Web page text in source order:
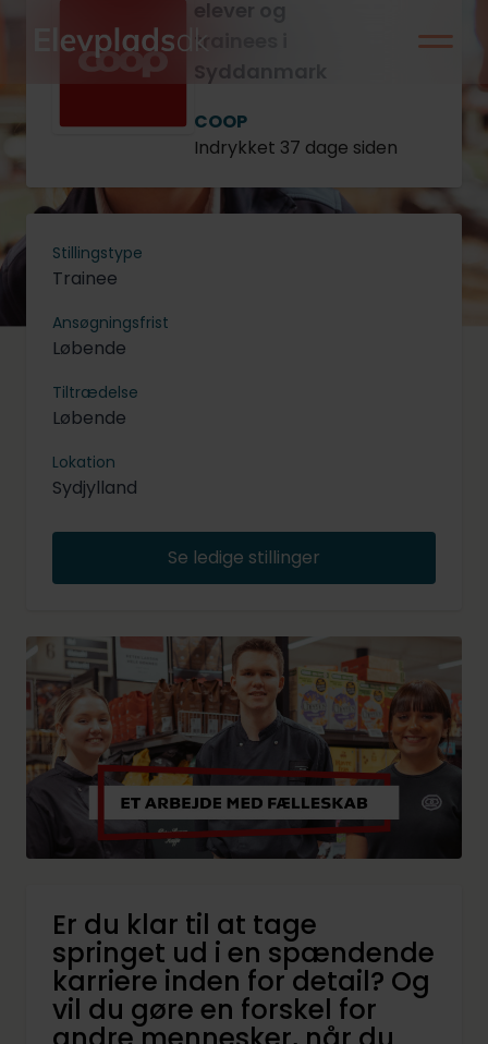
elever og
trainees i
COOP
Indrykket 37 dage siden
Stillingstype
Trainee
Ansøgningsfrist
Løbende
Tiltrædelse
Løbende
Lokation
Sydjylland
Se ledige stillinger
Er du klar til at tage
springet ud i en spændende
karriere inden for detail? Og
vil du gøre en forskel for